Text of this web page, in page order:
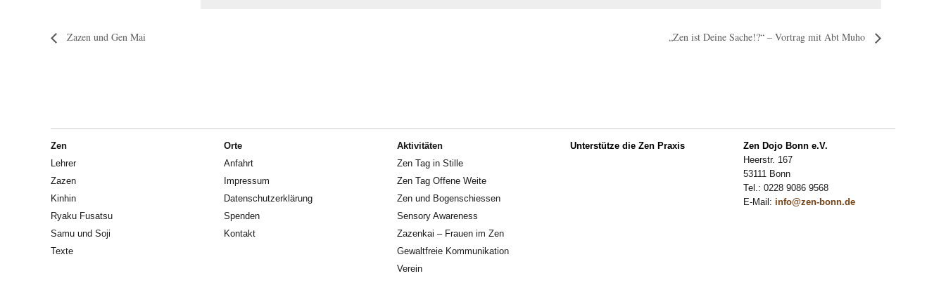
Zazen und Gen Mai „Zen ist Deine Sache!?“ – Vortrag mit Abt Muho
Zen
Lehrer
Zazen
Kinhin
Ryaku Fusatsu
Samu und Soji
Texte
Orte
Anfahrt
Impressum
Datenschutzerklärung
Spenden
Kontakt
Aktivitäten
Zen Tag in Stille
Zen Tag Offene Weite
Zen und Bogenschiessen
Sensory Awareness
Zazenkai – Frauen im Zen
Gewaltfreie Kommunikation
Verein
Unterstütze die Zen Praxis
Zen Dojo Bonn e.V.
Heerstr. 167
53111 Bonn
Tel.: 0228 9086 9568
E-Mail: info@zen-bonn.de